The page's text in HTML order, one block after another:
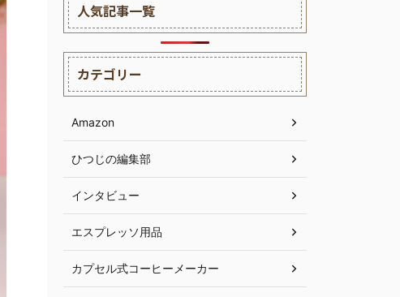
人気記事一覧
カテゴリー
Amazon
ひつじの編集部
インタビュー
エスプレッソ用品
カプセル式コーヒーメーカー